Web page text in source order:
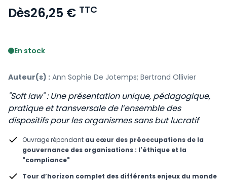
Dès26,25 € TTC
En stock
Auteur(s) : Ann Sophie De Jotemps; Bertrand Ollivier
"Soft law" : Une présentation unique, pédagogique,
pratique et transversale de l’ensemble des
dispositifs pour les organismes sans but lucratif
Ouvrage répondant au cœur des préoccupations de la
gouvernance des organisations : l'éthique et la
"compliance"
Tour d’horizon complet des différents enjeux du monde